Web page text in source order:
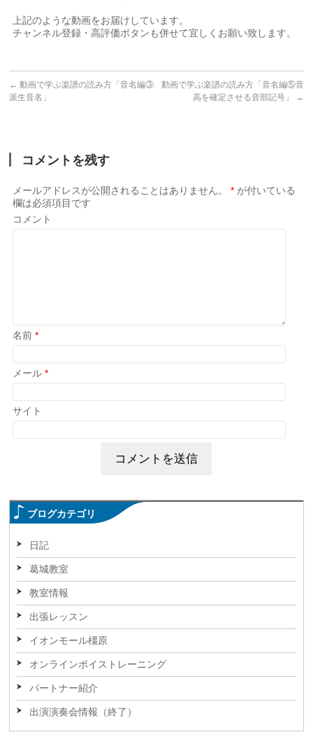
上記のような動画をお届けしています。⠀
チャンネル登録・高評価ボタンも併せて宜しくお願い致します。
← 動画で学ぶ楽譜の読み方「音名編③
派生音名」
動画で学ぶ楽譜の読み方「音名編⑤音
高を確定させる音部記号」
→
コメントを残す
メールアドレスが公開されることはありません。 * が付いている
欄は必須項目です
コメント
名前*
メール*
サイト
ブログカテゴリ
日記
葛城教室
教室情報
出張レッスン
イオンモール橿原
オンラインボイストレーニング
パートナー紹介
出演演奏会情報（終了）